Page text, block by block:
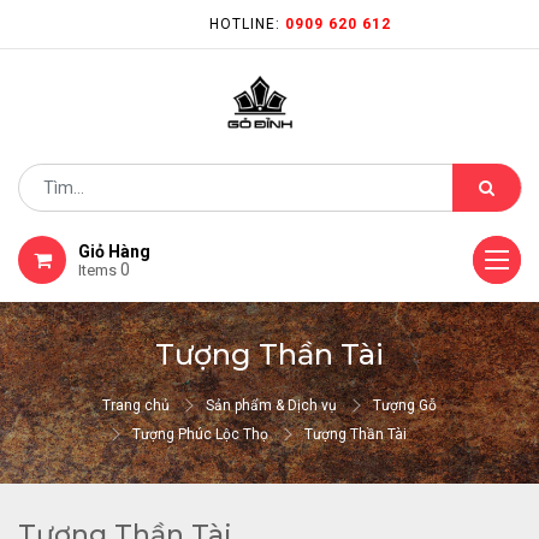
HOTLINE: 0909 620 612
Giỏ Hàng
Items 0
Tượng Thần Tài
Trang chủ Sản phẩm & Dịch vụ
Tượng Gỗ
Tượng Phúc Lộc Thọ
Tượng Thần Tài